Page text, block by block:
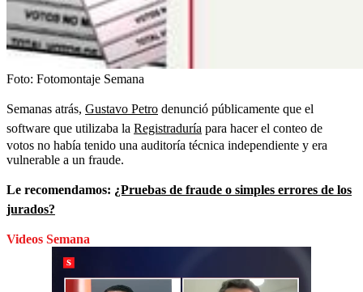
Foto: Fotomontaje Semana
Semanas atrás, Gustavo Petro denunció públicamente que el
software que utilizaba la Registraduría para hacer el conteo de
votos no había tenido una auditoría técnica independiente y era
vulnerable a un fraude.
Le recomendamos: ¿Pruebas de fraude o simples errores de los
jurados?
Videos Semana